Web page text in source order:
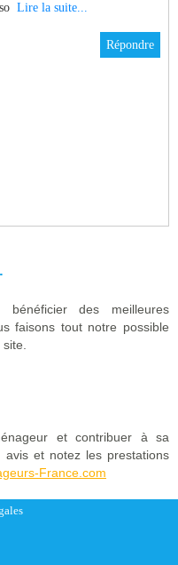
Lire la suite...
Répondre
des meilleures
faisons tout notre possible
et contribuer à sa
avis et notez les prestations
France.com